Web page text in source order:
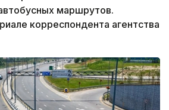
маршрутов.
корреспондента агентства